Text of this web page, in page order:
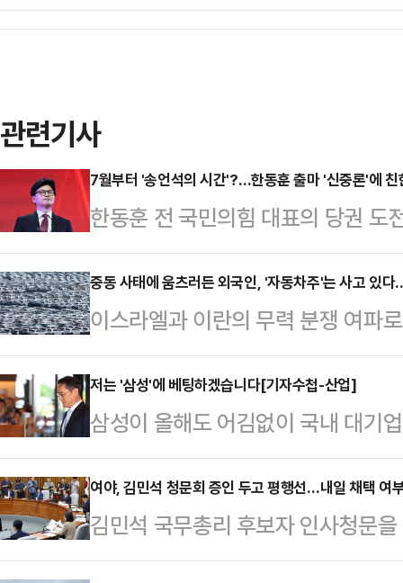
관련기사
7월부터 '송언석의 시간'?…한동훈 출마 '신중론'에 친
한동훈 전 국민의힘 대표의 당권 도
가운데, 한 전 대표의 전당대회 출
선거가 이재명 대통령 임기 초에 진
데다, 당 대표가 돼도 송언석 국민
계)와의 합을 맞추기 어렵다는 지
재 상황을 '일장일단'(一長一短·장
뜻)으로 보고 출마를 독려하는 분
정성국 국민의힘 의원은 지…
중동 사태에 움츠러든 외국인, '자동차주'는 사고 있
이스라엘과 이란의 무력 분쟁 여파
운데 자동차 관련 종목들은 꾸준히
발 관세 리스크가 정점을 지나고 있
높은 배당률 등이 영향을 미치고
면, 외국인 투자자는 중동 사태가
매도 우위를 보였다. 다만 같은 기
고 현대모비스 주가는 5.27% 올
와 현대차(671…
저는 '삼성'에 베팅하겠습니다[기자수첩-산업]
삼성이 올해도 어김없이 국내 대기
위원회가 매년 순위를 매기는 공시
24년 연속 1위 자리를 내주지 않았
는 '삼성의 위기감'이 한편으론 낯
33년간 유지해 온 D램 점유율 1위
여야, 김민석 청문회 증인 두고 평행선…내일 채택 여
김민석 국무총리 후보자 인사청문
의가 파행됐다. 증인·참고인 채택